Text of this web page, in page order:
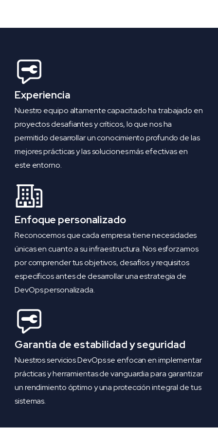
Experiencia
Nuestro equipo altamente capacitado ha trabajado en
proyectos desafiantes y críticos, lo que nos ha
permitido desarrollar un conocimiento profundo de las
mejores prácticas y las soluciones más efectivas en
este entorno.
Enfoque personalizado
Reconocemos que cada empresa tiene necesidades
únicas en cuanto a su infraestructura. Nos esforzamos
por comprender tus objetivos, desafíos y requisitos
específicos antes de desarrollar una estrategia de
DevOps personalizada.
Garantía de estabilidad y seguridad
Nuestros servicios DevOps se enfocan en implementar
prácticas y herramientas de vanguardia para garantizar
un rendimiento óptimo y una protección integral de tus
sistemas.